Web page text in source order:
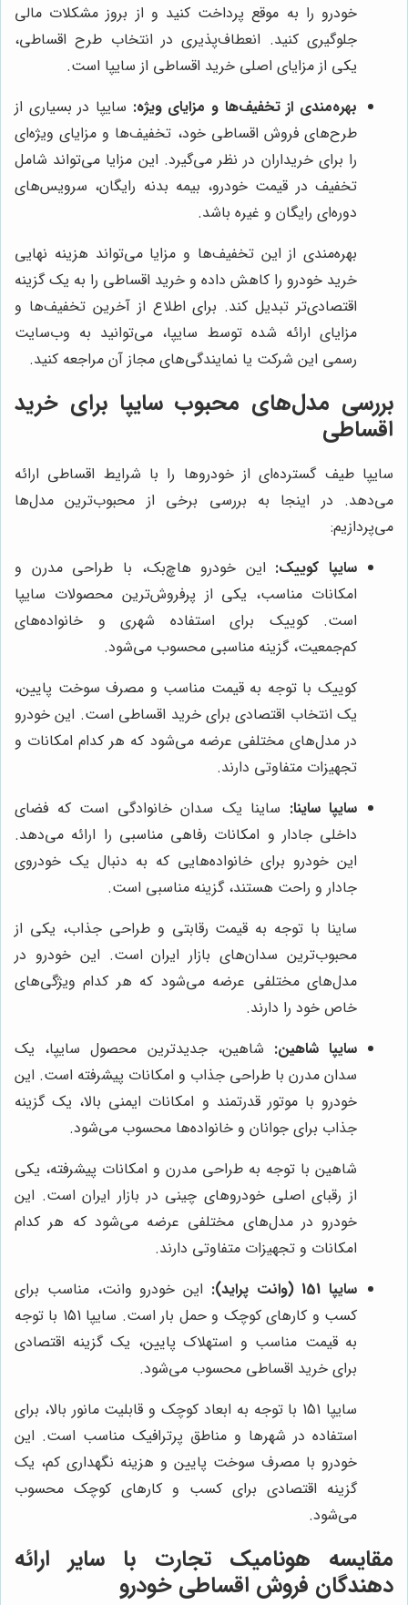
خودرو را به موقع پرداخت کنید و از بروز مشکلات مالی
جلوگیری کنید. انعطاف‌پذیری در انتخاب طرح اقساطی،
یکی از مزایای اصلی خرید اقساطی از سایپا است.
بهره‌مندی از تخفیف‌ها و مزایای ویژه: سایپا در بسیاری از
طرح‌های فروش اقساطی خود، تخفیف‌ها و مزایای ویژه‌ای
را برای خریداران در نظر می‌گیرد. این مزایا می‌تواند شامل
تخفیف در قیمت خودرو، بیمه بدنه رایگان، سرویس‌های
دوره‌ای رایگان و غیره باشد.
بهره‌مندی از این تخفیف‌ها و مزایا می‌تواند هزینه نهایی
خرید خودرو را کاهش داده و خرید اقساطی را به یک گزینه
اقتصادی‌تر تبدیل کند. برای اطلاع از آخرین تخفیف‌ها و
مزایای ارائه شده توسط سایپا، می‌توانید به وب‌سایت
رسمی این شرکت یا نمایندگی‌های مجاز آن مراجعه کنید.
بررسی مدل‌های محبوب سایپا برای خرید
اقساطی
سایپا طیف گسترده‌ای از خودروها را با شرایط اقساطی ارائه
می‌دهد. در اینجا به بررسی برخی از محبوب‌ترین مدل‌ها
می‌پردازیم:
سایپا کوییک: این خودرو هاچ‌بک، با طراحی مدرن و
امکانات مناسب، یکی از پرفروش‌ترین محصولات سایپا
است. کوییک برای استفاده شهری و خانواده‌های
کم‌جمعیت، گزینه مناسبی محسوب می‌شود.
کوییک با توجه به قیمت مناسب و مصرف سوخت پایین،
یک انتخاب اقتصادی برای خرید اقساطی است. این خودرو
در مدل‌های مختلفی عرضه می‌شود که هر کدام امکانات و
تجهیزات متفاوتی دارند.
سایپا ساینا: ساینا یک سدان خانوادگی است که فضای
داخلی جادار و امکانات رفاهی مناسبی را ارائه می‌دهد.
این خودرو برای خانواده‌هایی که به دنبال یک خودروی
جادار و راحت هستند، گزینه مناسبی است.
ساینا با توجه به قیمت رقابتی و طراحی جذاب، یکی از
محبوب‌ترین سدان‌های بازار ایران است. این خودرو در
مدل‌های مختلفی عرضه می‌شود که هر کدام ویژگی‌های
خاص خود را دارند.
سایپا شاهین: شاهین، جدیدترین محصول سایپا، یک
سدان مدرن با طراحی جذاب و امکانات پیشرفته است. این
خودرو با موتور قدرتمند و امکانات ایمنی بالا، یک گزینه
جذاب برای جوانان و خانواده‌ها محسوب می‌شود.
شاهین با توجه به طراحی مدرن و امکانات پیشرفته، یکی
از رقبای اصلی خودروهای چینی در بازار ایران است. این
خودرو در مدل‌های مختلفی عرضه می‌شود که هر کدام
امکانات و تجهیزات متفاوتی دارند.
سایپا 151 (وانت پراید):
این خودرو وانت، مناسب برای
کسب و کارهای کوچک و حمل بار است. سایپا 151 با توجه
به قیمت مناسب و استهلاک پایین، یک گزینه اقتصادی
برای خرید اقساطی محسوب می‌شود.
سایپا 151 با توجه به ابعاد کوچک و قابلیت مانور بالا، برای
استفاده در شهرها و مناطق پرترافیک مناسب است. این
خودرو با مصرف سوخت پایین و هزینه نگهداری کم، یک
گزینه اقتصادی برای کسب و کارهای کوچک محسوب
می‌شود.
مقایسه هونامیک تجارت با سایر ارائه
دهندگان فروش اقساطی خودرو